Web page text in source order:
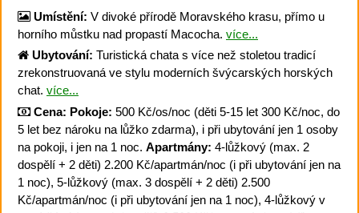
Umístění: V divoké přírodě Moravského krasu, přímo u
horního můstku nad propastí Macocha. více...
Ubytování: Turistická chata s více než stoletou tradicí
zrekonstruovaná ve stylu moderních švýcarských horských
chat. více...
Cena: Pokoje: 500 Kč/os/noc (děti 5-15 let 300 Kč/noc, do
5 let bez nároku na lůžko zdarma), i při ubytování jen 1 osoby
na pokoji, i jen na 1 noc. Apartmány: 4-lůžkový (max. 2
dospělí + 2 děti) 2.200 Kč/apartmán/noc (i při ubytování jen na
1 noc), 5-lůžkový (max. 3 dospělí + 2 děti) 2.500
Kč/apartmán/noc (i při ubytování jen na 1 noc), 4-lůžkový v